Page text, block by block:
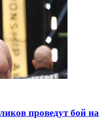
проведут бой на